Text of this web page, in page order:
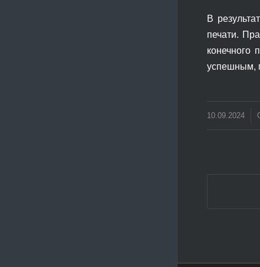
В
печати.
конечного
успешным,
10.09.2024